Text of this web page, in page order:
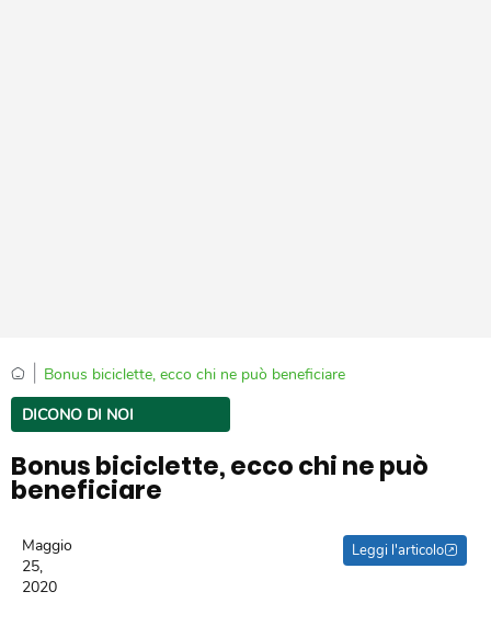
Bonus biciclette, ecco chi ne può beneficiare
DICONO DI NOI
Bonus biciclette, ecco chi ne può
beneficiare
Maggio
25,
2020
Leggi l'articolo